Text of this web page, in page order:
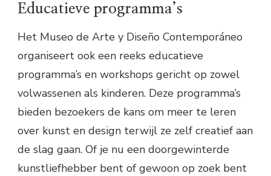
Educatieve programma’s
Het Museo de Arte y Diseño Contemporáneo
organiseert ook een reeks educatieve
programma’s en workshops gericht op zowel
volwassenen als kinderen. Deze programma’s
bieden bezoekers de kans om meer te leren
over kunst en design terwijl ze zelf creatief aan
de slag gaan. Of je nu een doorgewinterde
kunstliefhebber bent of gewoon op zoek bent